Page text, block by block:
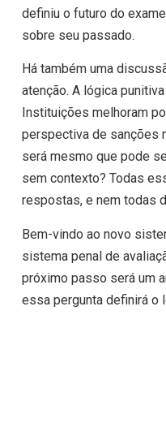
definiu o futuro do
sobre seu passado.
Há também uma
atenção. A lógica
Instituições melhoram
perspectiva de sanções
será mesmo que pode
sem contexto? Todas
respostas, e nem todas
Bem-vindo ao novo
sistema penal de
próximo passo será um
essa pergunta definirá o